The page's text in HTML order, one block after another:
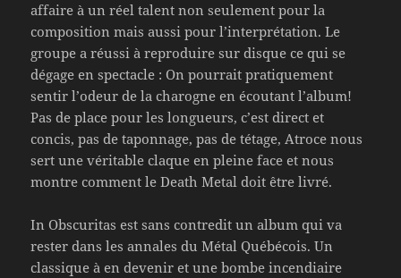
affaire à un réel talent non seulement pour la
composition mais aussi pour l’interprétation. Le
groupe a réussi à reproduire sur disque ce qui se
dégage en spectacle : On pourrait pratiquement
sentir l’odeur de la charogne en écoutant l’album!
Pas de place pour les longueurs, c’est direct et
concis, pas de taponnage, pas de tétage, Atroce nous
sert une véritable claque en pleine face et nous
montre comment le Death Metal doit être livré.
In Obscuritas est sans contredit un album qui va
rester dans les annales du Métal Québécois. Un
classique à en devenir et une bombe incendiaire